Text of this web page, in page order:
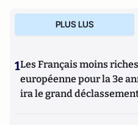
PLUS LUS
1Les Français moins
européenne pour la 3e
ira le grand